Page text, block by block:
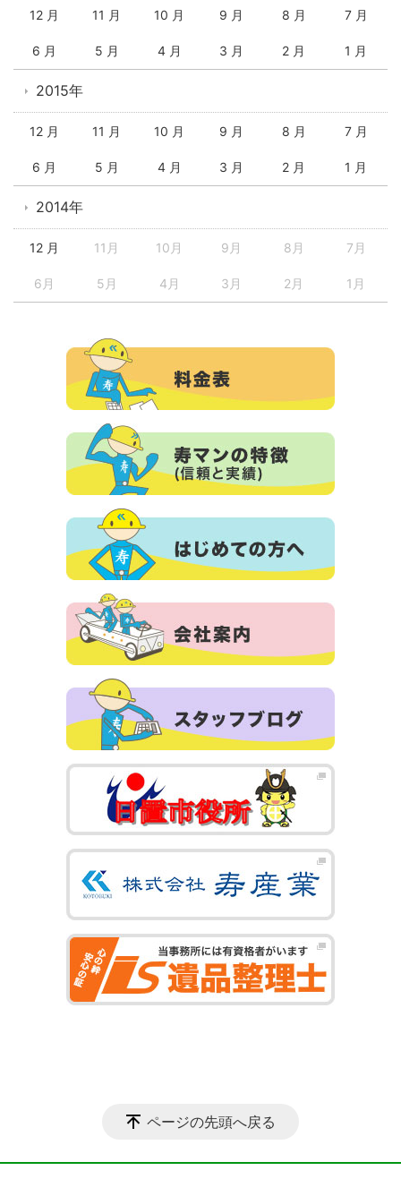
12 月 11 月 10 月 9 月 8 月 7 月
6 月 5 月 4 月 3 月 2 月 1 月
2015年
12 月 11 月 10 月 9 月 8 月 7 月
6 月 5 月 4 月 3 月 2 月 1 月
2014年
12 月 11月 10月 9月 8月 7月
6月 5月 4月 3月 2月 1月
ページの先頭へ戻る